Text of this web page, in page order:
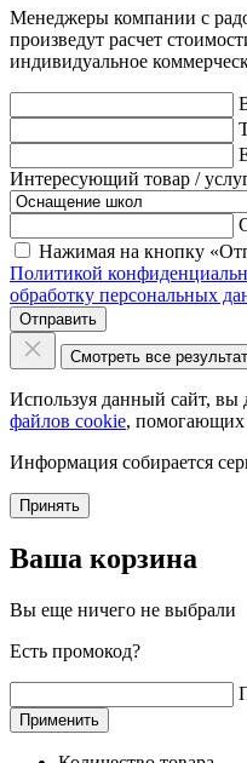
Менеджеры компании с
произведут расчет
индивидуальное
Интересующий товар /
Нажимая на кнопку
Политикой
обработку персональных
Отправить
Смотреть все
Используя данный сайт, вы
файлов cookie, помогающих
Информация собирается
Принять
Ваша корзина
Вы еще ничего не выбрали
Есть промокод?
Применить